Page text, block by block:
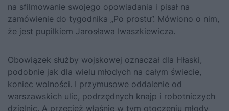
na sfilmowanie swojego opowiadania i pisał na
zamówienie do tygodnika „Po prostu”. Mówiono o nim,
że jest pupilkiem Jarosława Iwaszkiewicza.
Obowiązek służby wojskowej oznaczał dla Hłaski,
podobnie jak dla wielu młodych na całym świecie,
koniec wolności. I przymusowe oddalenie od
warszawskich ulic, podrzędnych knajp i robotniczych
dzielnic. A przecież właśnie w tym otoczeniu młody